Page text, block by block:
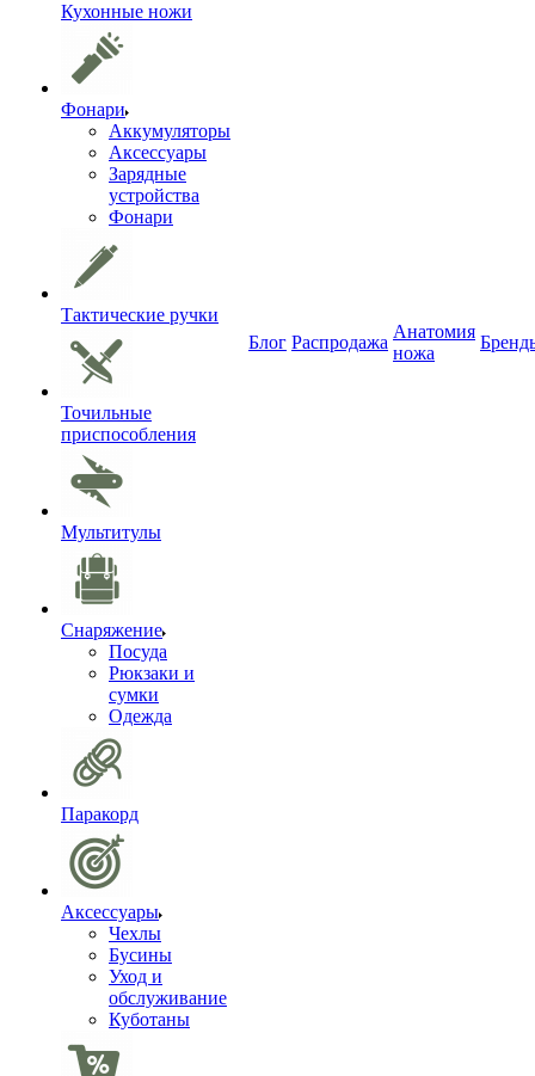
Кухонные ножи
Фонари
Аккумуляторы
Аксессуары
Зарядные
устройства
Фонари
Тактические ручки
Точильные
приспособления
Мультитулы
Снаряжение
Посуда
Рюкзаки и
сумки
Одежда
Паракорд
Аксессуары
Чехлы
Бусины
Уход и
обслуживание
Куботаны
Блог Распродажа
Анатомия
ножа